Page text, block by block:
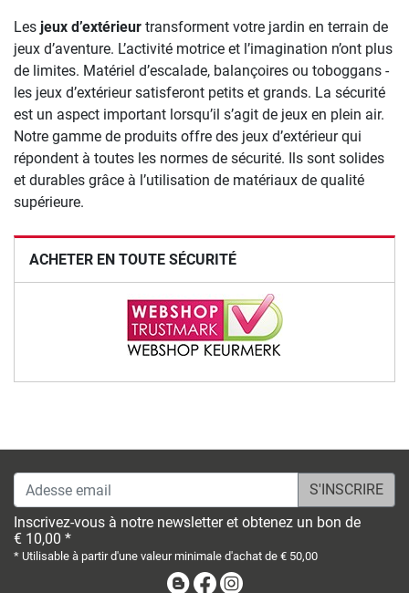
ACHETER EN TOUTE SÉCURITÉ
Les jeux d’extérieur transforment votre jardin en terrain de
jeux d’aventure. L’activité motrice et l’imagination n’ont plus
de limites. Matériel d’escalade, balançoires ou toboggans -
les jeux d’extérieur satisferont petits et grands. La sécurité
est un aspect important lorsqu’il s’agit de jeux en plein air.
Notre gamme de produits offre des jeux d’extérieur qui
répondent à toutes les normes de sécurité. Ils sont solides
et durables grâce à l’utilisation de matériaux de qualité
supérieure.
Adesse email
Inscrivez-vous à notre newsletter et obtenez un bon de
€ 10,00 *
* Utilisable à partir d'une valeur minimale d'achat de € 50,00
BlogFacebook